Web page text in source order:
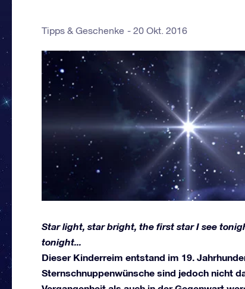
Tipps & Geschenke 20 Okt. 2016
Star light, star bright, the first star I see
tonight...
Dieser Kinderreim entstand im 19.
Sternschnuppenwünsche sind jedoch nicht